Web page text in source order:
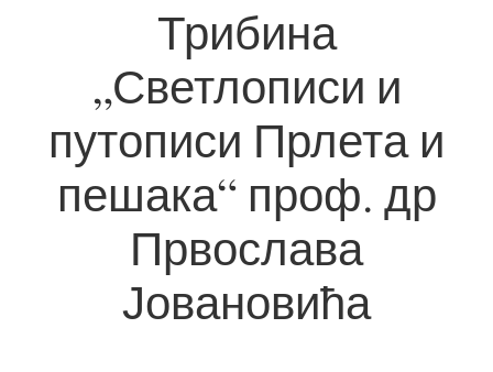
Трибина
„Светлописи и
путописи Прлета и
пешака“ проф. др
Првослава
Јовановића